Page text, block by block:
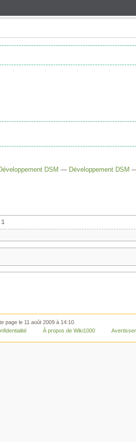
DSM — Développement DSM
1
page le 11 août 2009 à 14:10.
À propos de Wiki1000